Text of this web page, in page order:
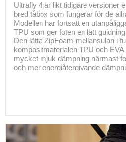
Ultrafly 4 är likt tidigare versioner
bred tåbox som fungerar för de
Modellen har fortsatt en
TPU som ger foten en lätt
Den lätta ZipFoam-mellansulan i
kompositmaterialen TPU och
mycket mjuk dämpning närmast
och mer energiåtergivande